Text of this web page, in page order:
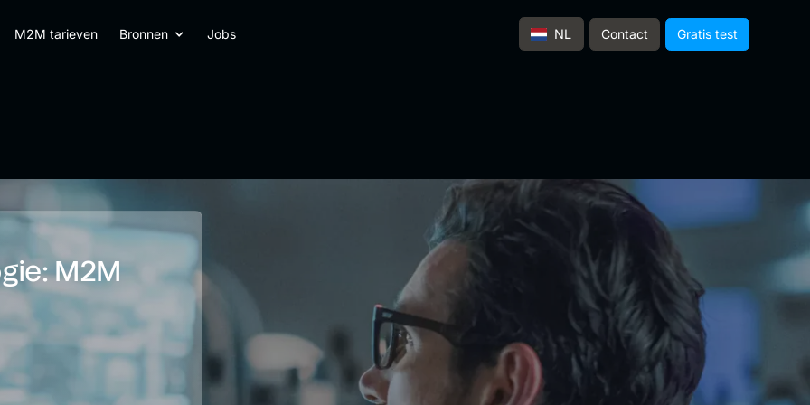
M2M tarieven Bronnen Jobs NL Contact Gratis test
M2M